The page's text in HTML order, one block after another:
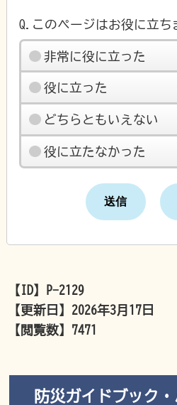
Q.このページはお役に立ち
非常に役に立った
役に立った
どちらともいえない
役に立たなかった
【ID】
P-2129
【更新日】 2026年3月17日
【閲覧数】 7471
防災ガイドブック